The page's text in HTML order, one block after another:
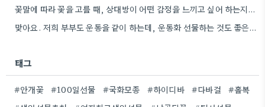
꽃말에 따라 꽃을 고를 때, 상대방이 어떤 감정을 느끼고 싶어 하는지 생각하는 게 정말 좋은…
맞아요. 저희 부부도 운동을 같이 하는데, 운동화 선물하는 것도 좋은 생각이었네요. 꽃과 함께라면 더 센스…
태그
#안개꽃 #100일선물 #국화모종 #하이디바 #다바걸
#홀복